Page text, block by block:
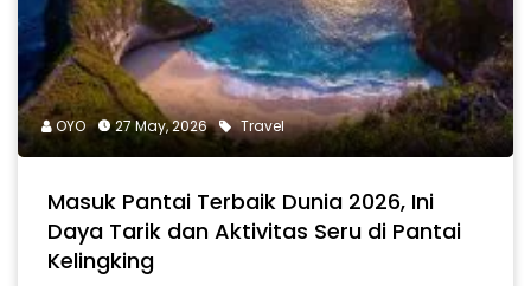
OYO 27 May, 2026 Travel
Masuk Pantai Terbaik Dunia 2026, Ini
Daya Tarik dan Aktivitas Seru di Pantai
Kelingking